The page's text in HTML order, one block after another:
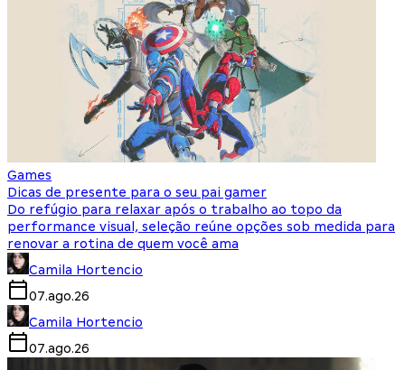
Games
Dicas de presente para o seu pai gamer
Do refúgio para relaxar após o trabalho ao topo da
performance visual, seleção reúne opções sob medida para
renovar a rotina de quem você ama
Camila Hortencio
07.ago.26
Camila Hortencio
07.ago.26